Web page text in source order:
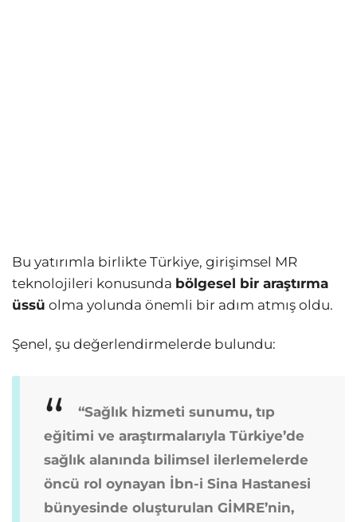
Bu yatırımla birlikte Türkiye, girişimsel MR
teknolojileri konusunda bölgesel bir araştırma
üssü olma yolunda önemli bir adım atmış oldu.
Şenel, şu değerlendirmelerde bulundu:
“Sağlık hizmeti sunumu, tıp
eğitimi ve araştırmalarıyla Türkiye’de
sağlık alanında bilimsel ilerlemelerde
öncü rol oynayan İbn-i Sina Hastanesi
bünyesinde oluşturulan GİMRE’nin,